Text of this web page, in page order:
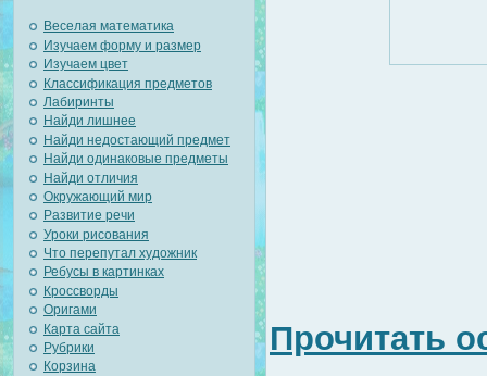
Веселая математика
Изучаем форму и размер
Изучаем цвет
Классификация предметов
Лабиринты
Найди лишнее
Найди недостающий предмет
Найди одинаковые предметы
Найди отличия
Окружающий мир
Развитие речи
Уроки рисования
Что перепутал художник
Ребусы в картинках
Кроссворды
Оригами
Карта сайта
Рубрики
Корзина
Прочитать